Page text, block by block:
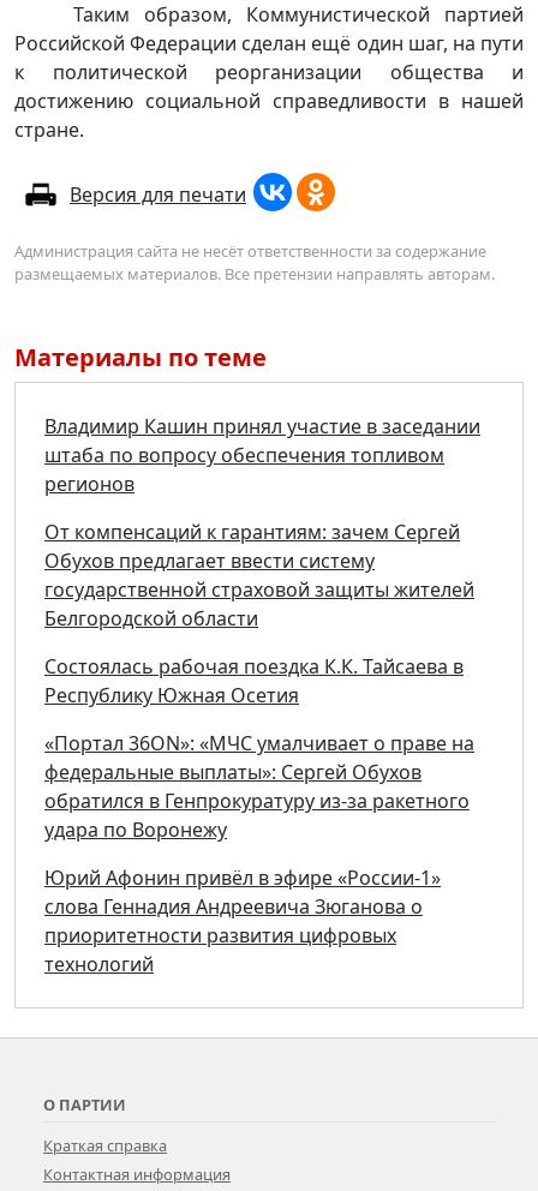
Таким образом, Коммунистической партией
Российской Федерации сделан ещё один шаг, на пути
к политической реорганизации общества и
достижению социальной справедливости в нашей
стране.
Версия для печати
Администрация сайта не несёт ответственности за содержание
размещаемых материалов. Все претензии направлять авторам.
Материалы по теме
Владимир Кашин принял участие в заседании
штаба по вопросу обеспечения топливом
регионов
От компенсаций к гарантиям: зачем Сергей
Обухов предлагает ввести систему
государственной страховой защиты жителей
Белгородской области
Состоялась рабочая поездка К.К. Тайсаева в
Республику Южная Осетия
«Портал 36ON»: «МЧС умалчивает о праве на
федеральные выплаты»: Сергей Обухов
обратился в Генпрокуратуру из-за ракетного
удара по Воронежу
Юрий Афонин привёл в эфире «России-1»
слова Геннадия Андреевича Зюганова о
приоритетности развития цифровых
технологий
О ПАРТИИ
Краткая справка
Контактная информация